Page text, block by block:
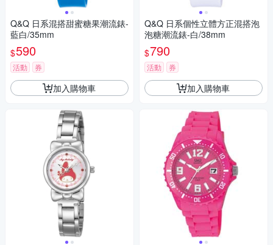
Q&Q 日系混搭甜蜜糖果潮流錶-
藍白/35mm
$590
活動 券
加入購物車
Q&Q 日系個性立體方正混搭泡
泡糖潮流錶-白/38mm
$790
活動 券
加入購物車